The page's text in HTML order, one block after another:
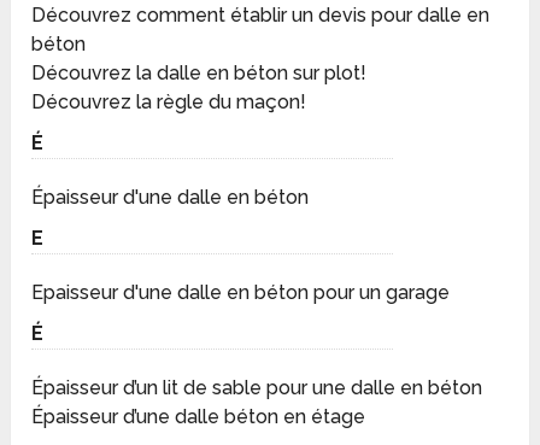
Découvrez comment établir un devis pour dalle en
béton
Découvrez la dalle en béton sur plot!
Découvrez la règle du maçon!
É
Épaisseur d'une dalle en béton
E
Epaisseur d'une dalle en béton pour un garage
É
Épaisseur d’un lit de sable pour une dalle en béton
Épaisseur d’une dalle béton en étage